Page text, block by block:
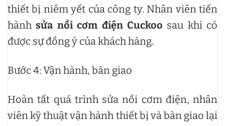
thiết bị niêm yết của công ty. Nhân viên tiến
hànhsửa nồi cơm điện Cuckoo sau khi có
được sự đồng ý của khách hàng.
Bước 4: Vận hành, bàn giao
Hoàn tất quá trình sửa nồi cơm điện, nhân
viên kỹ thuật vận hành thiết bị và bàn giao lại